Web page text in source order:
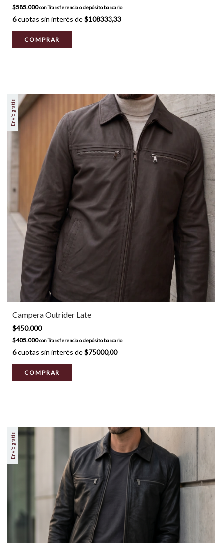
$585.000conTransferencia o depósito bancario
6cuotas sin interés de$108333,33
COMPRAR
Envío gratis
Campera Outrider Late
$450.000
$405.000conTransferencia o depósito bancario
6cuotas sin interés de$75000,00
COMPRAR
Envío gratis